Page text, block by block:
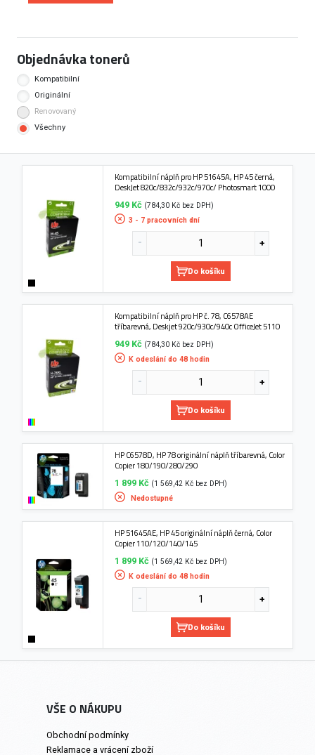
Objednávka tonerů
Kompatibilní
Originální
Renovovaný
Všechny
Kompatibilní náplň pro HP 51645A, HP 45 černá,
DeskJet 820c/832c/932c/970c/ Photosmart 1000
949 Kč (784,30 Kč bez DPH)
3 - 7 pracovních dní
Do košíku
Kompatibilní náplň pro HP č. 78, C6578AE
tříbarevná, Deskjet 920c/930c/940c OfficeJet 5110
949 Kč (784,30 Kč bez DPH)
K odeslání do 48 hodin
Do košíku
HP C6578D, HP 78 originální náplň tříbarevná, Color
Copier 180/190/280/290
1 899 Kč (1 569,42 Kč bez DPH)
Nedostupné
HP 51645AE, HP 45 originální náplň černá, Color
Copier 110/120/140/145
1 899 Kč (1 569,42 Kč bez DPH)
K odeslání do 48 hodin
Do košíku
VŠE O NÁKUPU
Obchodní podmínky
Reklamace a vrácení zboží